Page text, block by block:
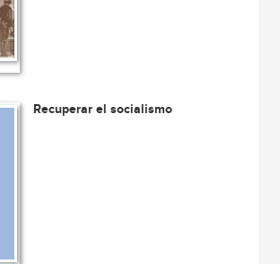
Recuperar el socialismo